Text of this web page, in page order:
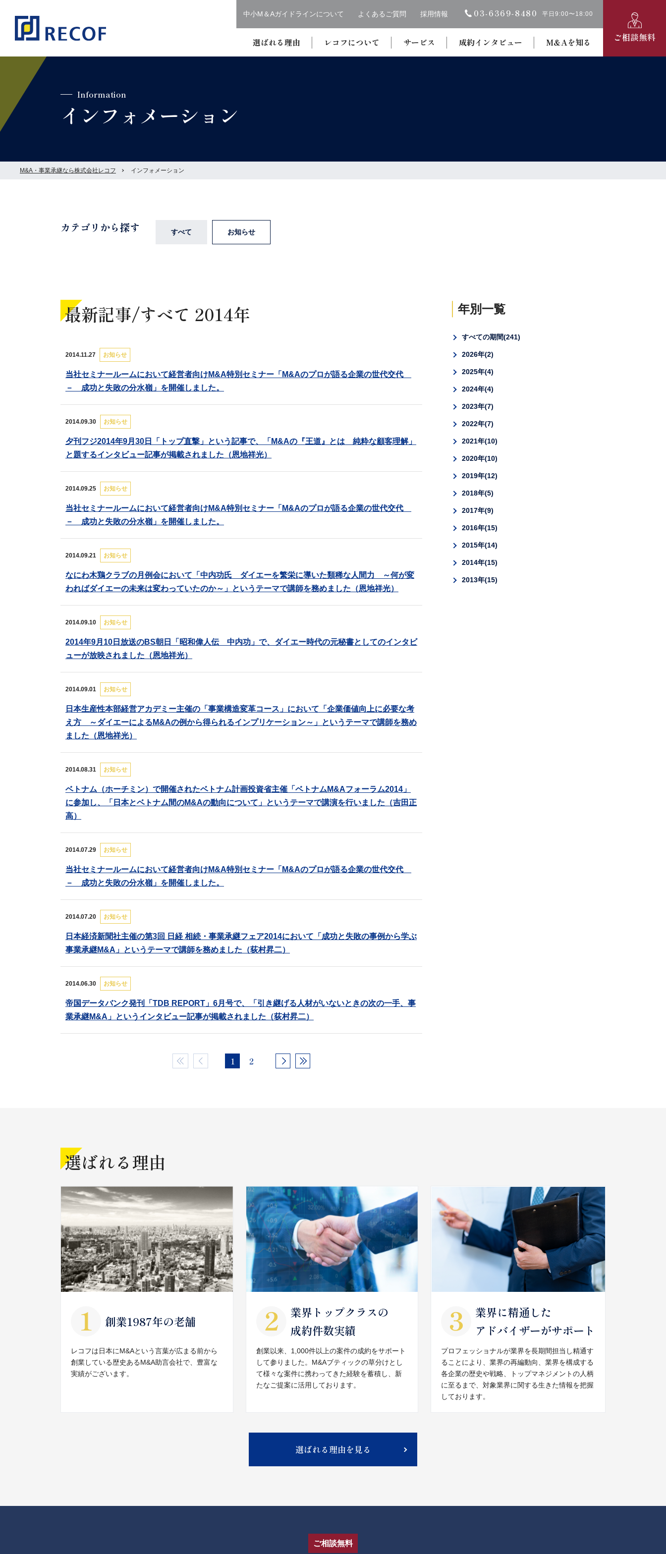
中小M＆Aガイドラインについて よくあるご質問 採用情報 03-6369‐8480 平日9:00〜18:00
選ばれる理由 レコフについて サービス 成約インタビュー M&Aを知る ご相談無料
Information
インフォメーション
M&A・事業承継なら株式会社レコフ インフォメーション
カテゴリから探す すべて お知らせ
最新記事/すべて 2014年
2014.11.27 お知らせ
当社セミナールームにおいて経営者向けM&A特別セミナー「M&Aのプロが語る企業の世代交代
－ 成功と失敗の分水嶺」を開催しました。
2014.09.30 お知らせ
夕刊フジ2014年9月30日「トップ直撃」という記事で、「M&Aの『王道』とは 純粋な顧客理解」
と題するインタビュー記事が掲載されました（恩地祥光）
2014.09.25 お知らせ
当社セミナールームにおいて経営者向けM&A特別セミナー「M&Aのプロが語る企業の世代交代
－ 成功と失敗の分水嶺」を開催しました。
2014.09.21 お知らせ
なにわ木鶏クラブの月例会において「中内功氏 ダイエーを繁栄に導いた類稀な人間力 ～何が変
わればダイエーの未来は変わっていたのか～」というテーマで講師を務めました（恩地祥光）
2014.09.10 お知らせ
2014年9月10日放送のBS朝日「昭和偉人伝 中内功」で、ダイエー時代の元秘書としてのインタビ
ューが放映されました（恩地祥光）
2014.09.01 お知らせ
日本生産性本部経営アカデミー主催の「事業構造変革コース」において「企業価値向上に必要な考
え方 ～ダイエーによるM&Aの例から得られるインプリケーション～」というテーマで講師を務め
ました（恩地祥光）
2014.08.31 お知らせ
ベトナム（ホーチミン）で開催されたベトナム計画投資省主催「ベトナムM&Aフォーラム2014」
に参加し、「日本とベトナム間のM&Aの動向について」というテーマで講演を行いました（吉田正
高）
2014.07.29 お知らせ
当社セミナールームにおいて経営者向けM&A特別セミナー「M&Aのプロが語る企業の世代交代
－ 成功と失敗の分水嶺」を開催しました。
2014.07.20 お知らせ
日本経済新聞社主催の第3回 日経 相続・事業承継フェア2014において「成功と失敗の事例から学ぶ
事業承継M&A」というテーマで講師を務めました（荻村昇二）
2014.06.30 お知らせ
帝国データバンク発刊「TDB REPORT」6月号で、「引き継げる人材がいないときの次の一手、事
業承継M&A」というインタビュー記事が掲載されました（荻村昇二）
1 2
年別一覧
すべての期間 241
2026年 2
2025年 4
2024年 4
2023年 7
2022年 7
2021年 10
2020年 10
2019年 12
2018年 5
2017年 9
2016年 15
2015年 14
2014年 15
2013年 15
選ばれる理由
創業1987年の老舗
レコフは日本にM&Aという言葉が広まる前から
創業している歴史あるM&A助言会社で、豊富な
実績がございます。
業界トップクラスの
成約件数実績
創業以来、1,000件以上の案件の成約をサポート
して参りました。M&Aブティックの草分けとし
て様々な案件に携わってきた経験を蓄積し、新
たなご提案に活用しております。
業界に精通した
アドバイザーがサポート
プロフェッショナルが業界を長期間担当し精通す
ることにより、業界の再編動向、業界を構成する
各企業の歴史や戦略、トップマネジメントの人柄
に至るまで、対象業界に関する生きた情報を把握
しております。
選ばれる理由を見る
ご相談無料